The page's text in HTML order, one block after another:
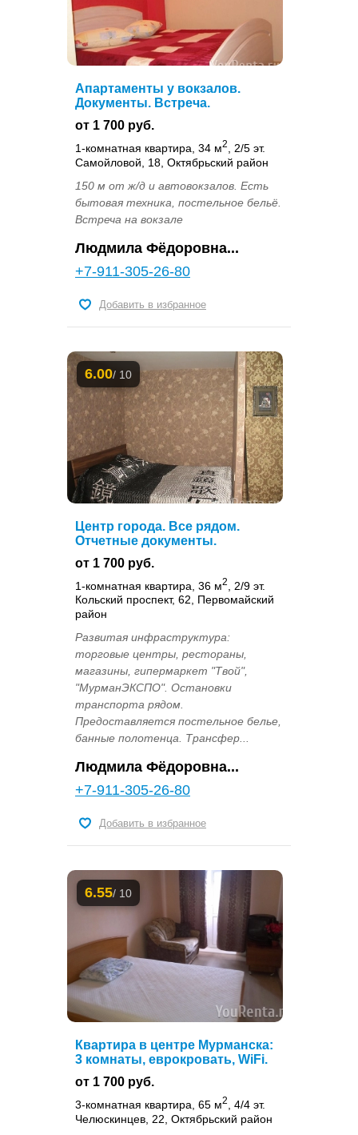
Апартаменты у вокзалов.
Документы. Встреча.
от 1 700 руб.
1-комнатная квартира, 34 м2
, 2/5 эт.
Самойловой, 18, Октябрьский район
150 м от ж/д и автовокзалов. Есть
бытовая техника, постельное бельё.
Встреча на вокзале
Людмила Фёдоровна...
+7-911-305-26-80
Добавить в избранное
6.00/ 10
Центр города. Все рядом.
Отчетные документы.
от 1 700 руб.
1-комнатная квартира, 36 м2
, 2/9 эт.
Кольский проспект, 62, Первомайский
район
Развитая инфраструктура:
торговые центры, рестораны,
магазины, гипермаркет "Твой",
"МурманЭКСПО". Остановки
транспорта рядом.
Предоставляется постельное белье,
банные полотенца. Трансфер...
Людмила Фёдоровна...
+7-911-305-26-80
Добавить в избранное
6.55/ 10
Квартира в центре Мурманска:
3 комнаты, еврокровать, WiFi.
от 1 700 руб.
3-комнатная квартира, 65 м2
, 4/4 эт.
Челюскинцев, 22, Октябрьский район